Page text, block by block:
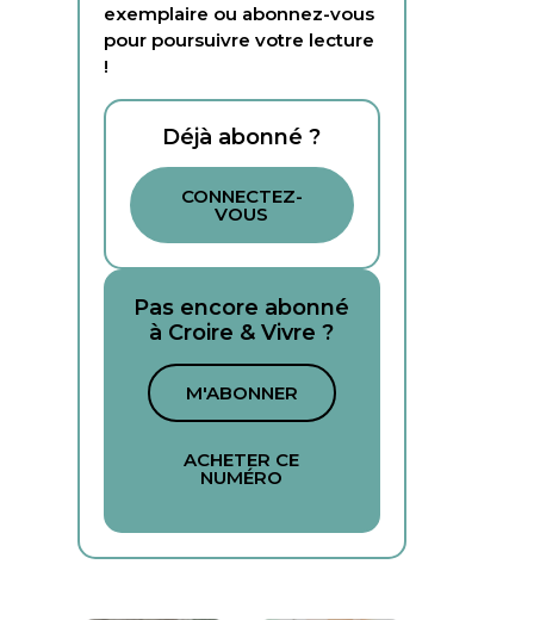
exemplaire ou abonnez-vous
pour poursuivre votre lecture
!
Déjà abonné ?
CONNECTEZ-
VOUS
Pas encore abonné
à Croire & Vivre ?
M'ABONNER
ACHETER CE
NUMÉRO